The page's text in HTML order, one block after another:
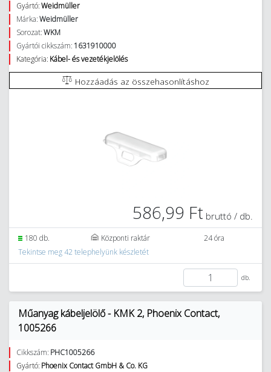
Gyártó:Weidmüller
Márka:Weidmüller
Sorozat:WKM
Gyártói cikkszám: 1631910000
Kategória: Kábel- és vezetékjelölés
Hozzáadás az összehasonlításhoz
586,99 Ft bruttó / db.
180 db. Központi raktár
24 óra
Tekintse meg 42 telephelyünk készletét
db.
Műanyag kábeljelölő - KMK 2, Phoenix Contact,
1005266
Cikkszám: PHC1005266
Gyártó: Phoenix Contact GmbH & Co. KG